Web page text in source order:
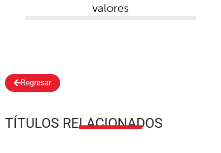
valores
Regresar
TÍTULOS RELACIONADOS